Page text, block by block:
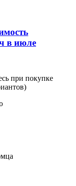
в июле
при покупке